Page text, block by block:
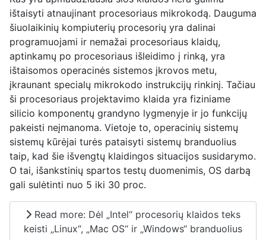
ištaisyti atnaujinant procesoriaus mikrokodą. Dauguma
šiuolaikinių kompiuterių procesorių yra dalinai
programuojami ir nemažai procesoriaus klaidų,
aptinkamų po procesoriaus išleidimo į rinką, yra
ištaisomos operacinės sistemos įkrovos metu,
įkraunant specialų mikrokodo instrukcijų rinkinį. Tačiau
ši procesoriaus projektavimo klaida yra fiziniame
silicio komponentų grandyno lygmenyje ir jo funkcijų
pakeisti neįmanoma. Vietoje to, operacinių sistemų
sistemų kūrėjai turės pataisyti sistemų branduolius
taip, kad šie išvengtų klaidingos situacijos susidarymo.
O tai, išankstinių spartos testų duomenimis, OS darbą
gali sulėtinti nuo 5 iki 30 proc.
Read more: Dėl „Intel“ procesorių klaidos teks
keisti „Linux“, „Mac OS“ ir „Windows“ branduolius